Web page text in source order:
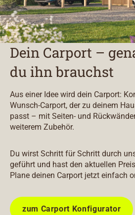
Dein Carport –
du ihn brauchst
Aus einer Idee wird dein Carport:
Wunsch-Carport, der zu deinem
passt – mit Seiten- und
weiterem Zubehör.
Du wirst Schritt für Schritt durch
geführt und hast den aktuellen
Plane deinen Carport jetzt einfach
zum Carport Konfigurator